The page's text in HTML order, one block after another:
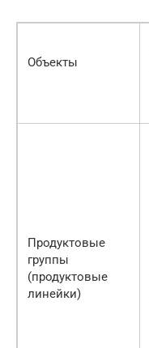
Объекты
Продуктовые
группы
(продуктовые
линейки)